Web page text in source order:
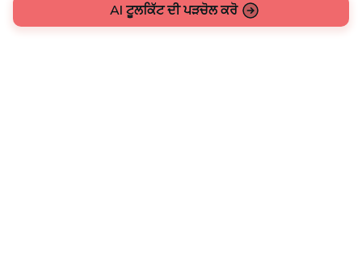
AI ਟੂਲਕਿੱਟ ਦੀ ਪੜਚੋਲ ਕਰੋ